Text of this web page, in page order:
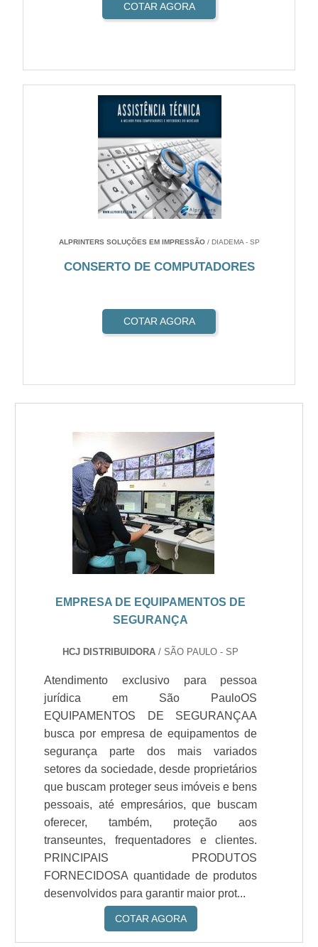
COTAR AGORA
ALPRINTERS SOLUÇÕES EM IMPRESSÃO/ DIADEMA - SP
CONSERTO DE COMPUTADORES
COTAR AGORA
EMPRESA DE EQUIPAMENTOS DE
SEGURANÇA
HCJ DISTRIBUIDORA/ SÃO PAULO - SP
Atendimento exclusivo para pessoa
jurídica em São PauloOS
EQUIPAMENTOS DE SEGURANÇAA
busca por empresa de equipamentos de
segurança parte dos mais variados
setores da sociedade, desde proprietários
que buscam proteger seus imóveis e bens
pessoais, até empresários, que buscam
oferecer, também, proteção aos
transeuntes, frequentadores e clientes.
PRINCIPAIS PRODUTOS
FORNECIDOSA quantidade de produtos
desenvolvidos para garantir maior prot...
COTAR AGORA